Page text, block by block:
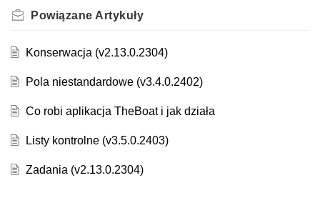
Powiązane Artykuły
Konserwacja (v2.13.0.2304)
Pola niestandardowe (v3.4.0.2402)
Co robi aplikacja TheBoat i jak działa
Listy kontrolne (v3.5.0.2403)
Zadania (v2.13.0.2304)